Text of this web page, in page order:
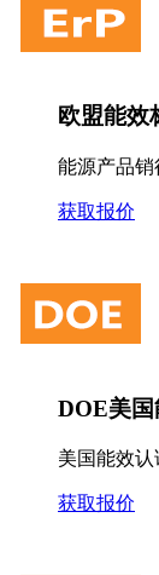
欧盟能效
能源产品销
获取报价
DOE美国
美国能效
获取报价